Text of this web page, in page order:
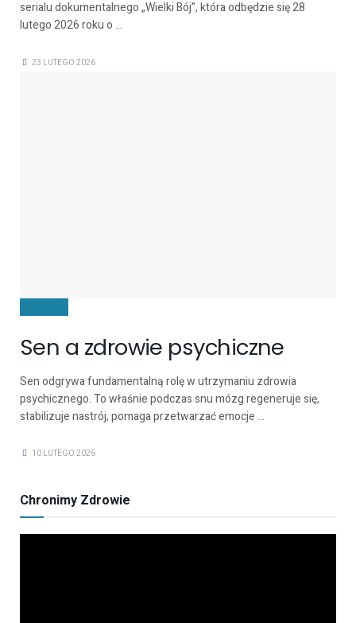
serialu dokumentalnego „Wielki Bój”, która odbędzie się 28
lutego 2026 roku o ...
23 LUTEGO 2026
Sen a zdrowie psychiczne
Sen odgrywa fundamentalną rolę w utrzymaniu zdrowia
psychicznego. To właśnie podczas snu mózg regeneruje się,
stabilizuje nastrój, pomaga przetwarzać emocje ...
10 LUTEGO 2026
Chronimy Zdrowie